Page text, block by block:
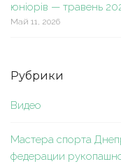
юніорів — травень
Май 11, 2026
Рубрики
Видео
Мастера спорта
федерации